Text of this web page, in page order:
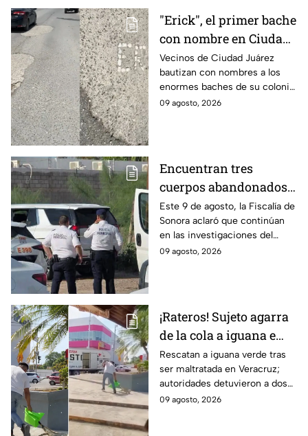
"Erick", el primer bache
con nombre en Ciudad
Juárez
Vecinos de Ciudad Juárez
bautizan con nombres a los
enormes baches de su colonia
como protesta ante la falta de
09 agosto, 2026
Encuentran tres
cuerpos abandonados
en Hermosillo, Sonora;
todo apunta a crimen
pasional
Este 9 de agosto, la Fiscalía de
Sonora aclaró que continúan
en las investigaciones del
hallazgo de tres cuerpos
09 agosto, 2026
¡Rateros! Sujeto agarra
de la cola a iguana e
intenta robársela en
Veracruz; hay dos
detenidos (VIDEO)
Rescatan a iguana verde tras
ser maltratada en Veracruz;
autoridades detuvieron a dos
implicados y recuerdan las
09 agosto, 2026